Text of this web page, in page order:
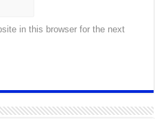
in this browser for the next